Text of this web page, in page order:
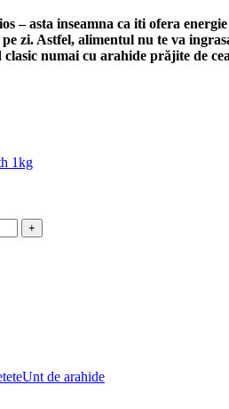
– asta inseamna ca iti ofera
zi. Astfel, alimentul nu te va
clasic numai cu arahide prăjite de
Unt de arahide